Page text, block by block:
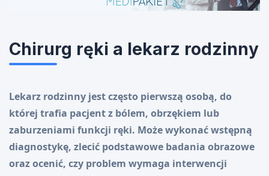
Chirurg ręki a lekarz rodzinny
Lekarz rodzinny jest często pierwszą osobą, do
której trafia pacjent z bólem, obrzękiem lub
zaburzeniami funkcji ręki. Może wykonać wstępną
diagnostykę, zlecić podstawowe badania obrazowe
oraz ocenić, czy problem wymaga interwencji